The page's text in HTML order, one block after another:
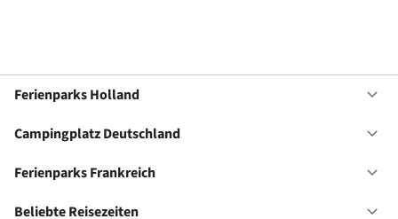
Ferienparks Holland
Campingplatz Deutschland
Ferienparks Frankreich
Beliebte Reisezeiten